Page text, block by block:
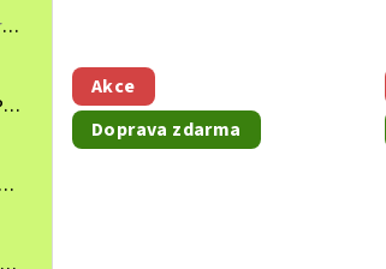
Microsoft Office 2021 Professional Plus, online aktivace, druhotný, Multilingual
Akce
Doprava zdarma